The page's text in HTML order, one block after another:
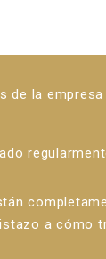
de la empresa
a cómo